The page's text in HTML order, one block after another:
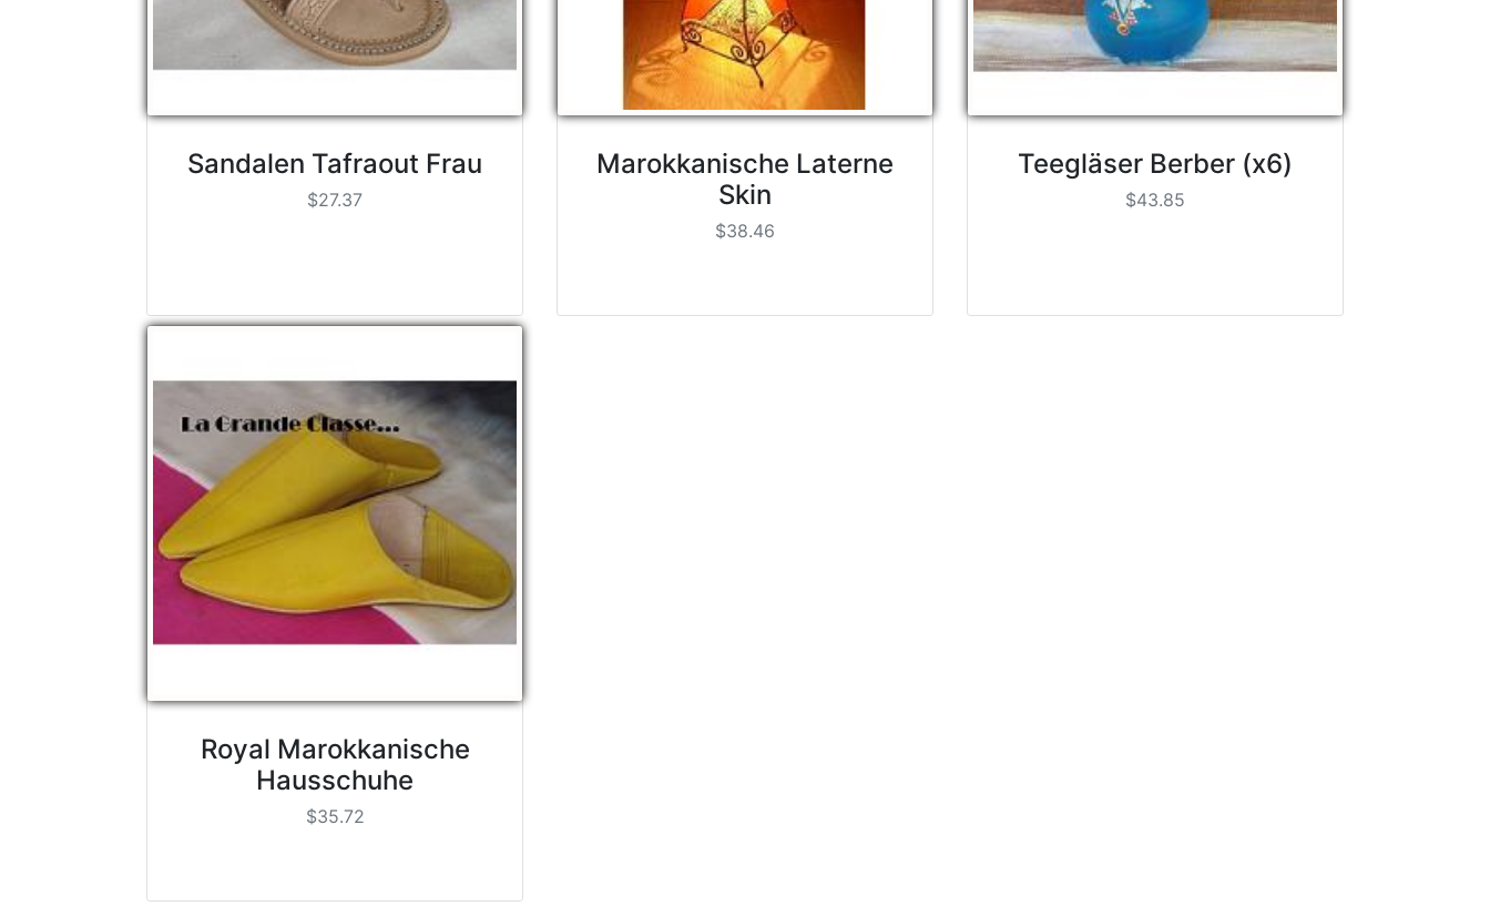
Sandalen Tafraout Frau
$27.37
Marokkanische Laterne
Skin
$38.46
Teegläser Berber (x6)
$43.85
Royal Marokkanische
Hausschuhe
$35.72